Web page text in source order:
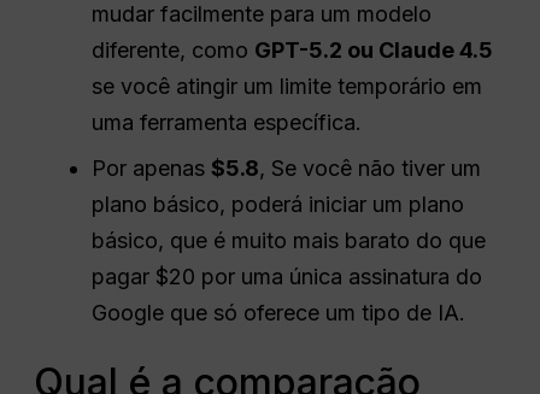
mudar facilmente para um modelo
diferente, como GPT-5.2 ou Claude 4.5
se você atingir um limite temporário em
uma ferramenta específica.
Por apenas$5.8, Se você não tiver um
plano básico, poderá iniciar um plano
básico, que é muito mais barato do que
pagar $20 por uma única assinatura do
Google que só oferece um tipo de IA.
Qual é a comparação